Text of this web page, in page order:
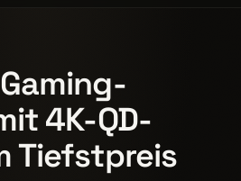
4K-QD-
Tiefstpreis